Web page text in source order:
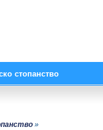
стопанство
»